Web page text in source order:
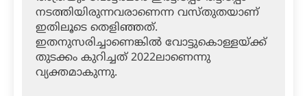
നടത്തിയിരുന്നവരാണെന്ന വസ്തുതയാണ്
ഇതിലൂടെ തെളിഞ്ഞത്.
ഇതനുസരിച്ചാണെങ്കില്‍ വോട്ടുകൊള്ളയ്ക്ക്
തുടക്കം കുറിച്ചത് 2022ലാണെന്നു
വ്യക്തമാകുന്നു.